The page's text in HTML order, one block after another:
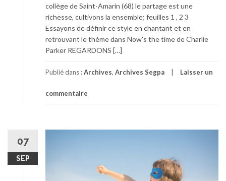
collège de Saint-Amarin (68) le partage est une
richesse, cultivons la ensemble; feuilles 1 , 2 3
Essayons de définir ce style en chantant et en
retrouvant le thème dans Now’s the time de Charlie
Parker REGARDONS […]
Publié dans :Archives, Archives Segpa Laisser un
commentaire
07
SEP